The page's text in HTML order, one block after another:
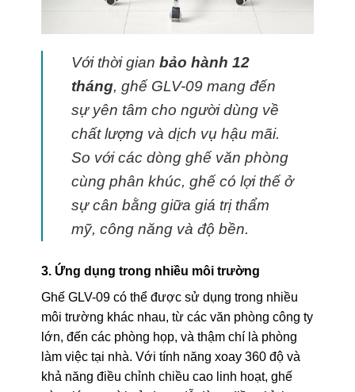
Với thời gian bảo hành 12
tháng, ghế GLV-09 mang đến
sự yên tâm cho người dùng về
chất lượng và dịch vụ hậu mãi.
So với các dòng ghế văn phòng
cùng phân khúc, ghế có lợi thế ở
sự cân bằng giữa giá trị thẩm
mỹ, công năng và độ bền.
3. Ứng dụng trong nhiều môi trường
Ghế GLV-09 có thể được sử dụng trong nhiều
môi trường khác nhau, từ các văn phòng công ty
lớn, đến các phòng họp, và thậm chí là phòng
làm việc tại nhà. Với tính năng xoay 360 độ và
khả năng điều chỉnh chiều cao linh hoạt, ghế